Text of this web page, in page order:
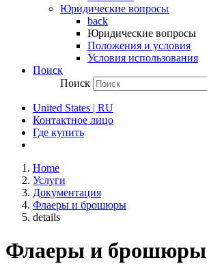
Юридические вопросы
back
Юридические вопросы
Положения и условия
Условия использования
Поиск
Поиск
United States | RU
Контактное лицо
Где купить
Home
Услуги
Документация
Флаеры и брошюры
details
Флаеры и брошюры